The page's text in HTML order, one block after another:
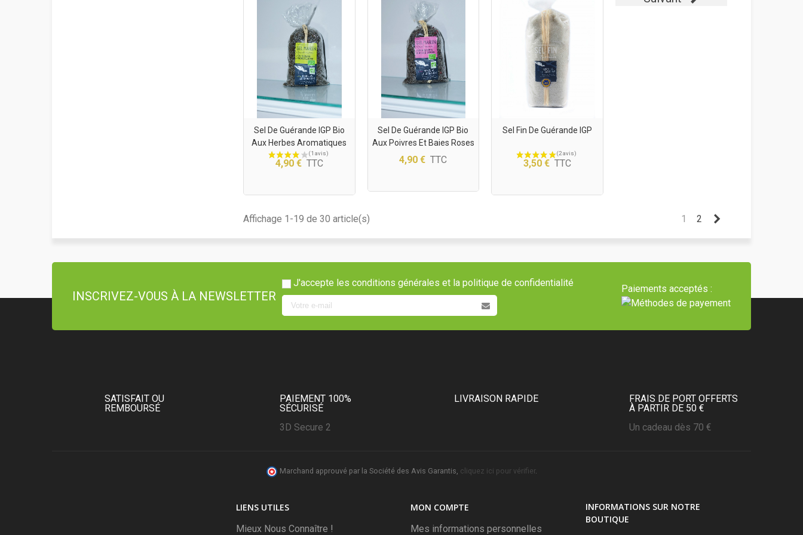
Sel De Guérande IGP Bio
Aux Herbes Aromatiques
4,90 € TTC
Sel De Guérande IGP Bio
Aux Poivres Et Baies Roses
4,90 € TTC
Sel Fin De Guérande IGP
3,50 € TTC
Affichage 1-19 de 30 article(s) 1 2
INSCRIVEZ-VOUS À LA NEWSLETTER
J'accepte les conditions générales et la politique de confidentialité Paiements acceptés :
SATISFAIT OU
REMBOURSÉ
PAIEMENT 100%
SÉCURISÉ
3D Secure 2
LIVRAISON RAPIDE
FRAIS DE PORT OFFERTS
À PARTIR DE 50 €
Un cadeau dès 70 €
Marchand approuvé par la Société des Avis Garantis, cliquez ici pour vérifier.
INFORMATIONS SUR NOTRE
BOUTIQUE
LIENS UTILES
Mieux Nous Connaître !
MON COMPTE
Mes informations personnelles